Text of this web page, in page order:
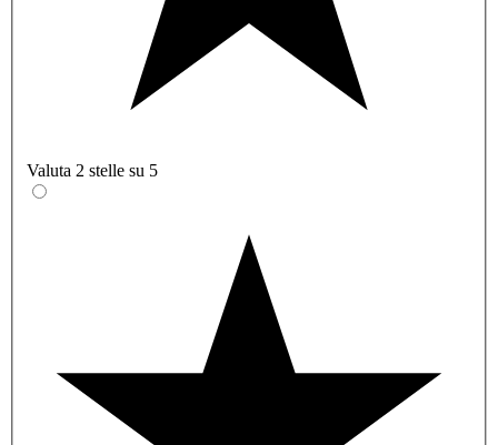
Valuta 2 stelle su 5